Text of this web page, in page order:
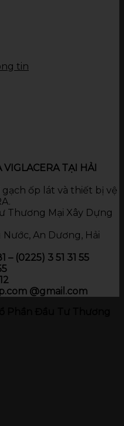
tin
VIGLACERA TẠI HẢI
ốp lát và thiết bị vệ
Thương Mại Xây Dựng
Nước, An Dương, Hải
– (0225) 3 51 31 55
@gmail.com